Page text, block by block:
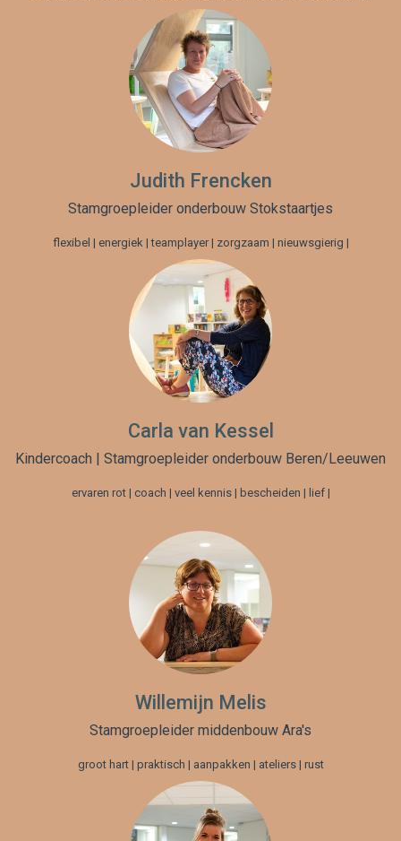
Judith Frencken
Stamgroepleider onderbouw Stokstaartjes
flexibel | energiek | teamplayer | zorgzaam | nieuwsgierig |
Carla van Kessel
Kindercoach | Stamgroepleider onderbouw Beren/Leeuwen
ervaren rot | coach | veel kennis | bescheiden | lief |
Willemijn Melis
Stamgroepleider middenbouw Ara's
groot hart | praktisch | aanpakken | ateliers | rust